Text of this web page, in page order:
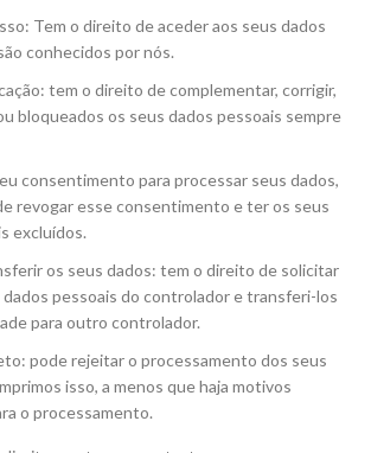
Tem o direito de aceder aos seus dados
conhecidos por nós.
tem o direito de complementar, corrigir,
bloqueados os seus dados pessoais sempre
consentimento para processar seus dados,
revogar esse consentimento e ter os seus
excluídos.
os seus dados: tem o direito de solicitar
pessoais do controlador e transferi-los
para outro controlador.
pode rejeitar o processamento dos seus
isso, a menos que haja motivos
o processamento.